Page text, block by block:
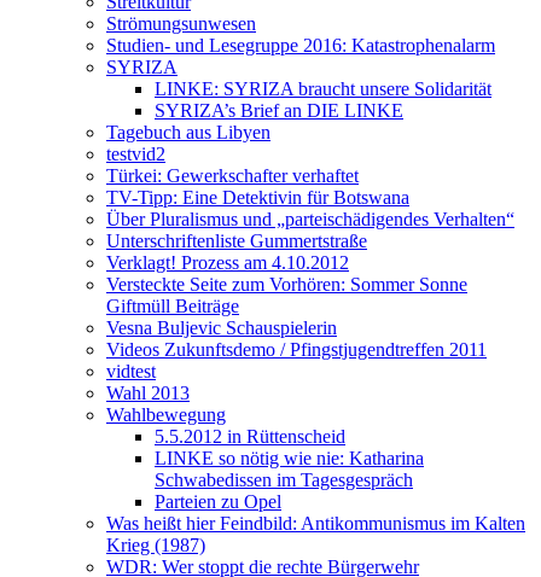
Strömungsunwesen
Studien- und Lesegruppe 2016: Katastrophenalarm
SYRIZA
LINKE: SYRIZA braucht unsere Solidarität
SYRIZA’s Brief an DIE LINKE
Tagebuch aus Libyen
testvid2
Türkei: Gewerkschafter verhaftet
TV-Tipp: Eine Detektivin für Botswana
Über Pluralismus und „parteischädigendes Verhalten“
Unterschriftenliste Gummertstraße
Verklagt! Prozess am 4.10.2012
Versteckte Seite zum Vorhören: Sommer Sonne
Giftmüll Beiträge
Vesna Buljevic Schauspielerin
Videos Zukunftsdemo / Pfingstjugendtreffen 2011
vidtest
Wahl 2013
Wahlbewegung
5.5.2012 in Rüttenscheid
LINKE so nötig wie nie: Katharina
Schwabedissen im Tagesgespräch
Parteien zu Opel
Was heißt hier Feindbild: Antikommunismus im Kalten
Krieg (1987)
WDR: Wer stoppt die rechte Bürgerwehr